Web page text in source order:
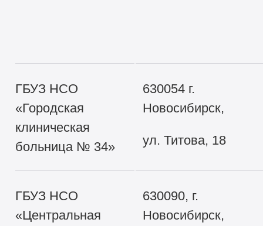
ГБУЗ НСО
«Городская
клиническая
больница № 34»
630054 г.
Новосибирск,
ул. Титова, 18
ГБУЗ НСО
«Центральная
630090, г.
Новосибирск,